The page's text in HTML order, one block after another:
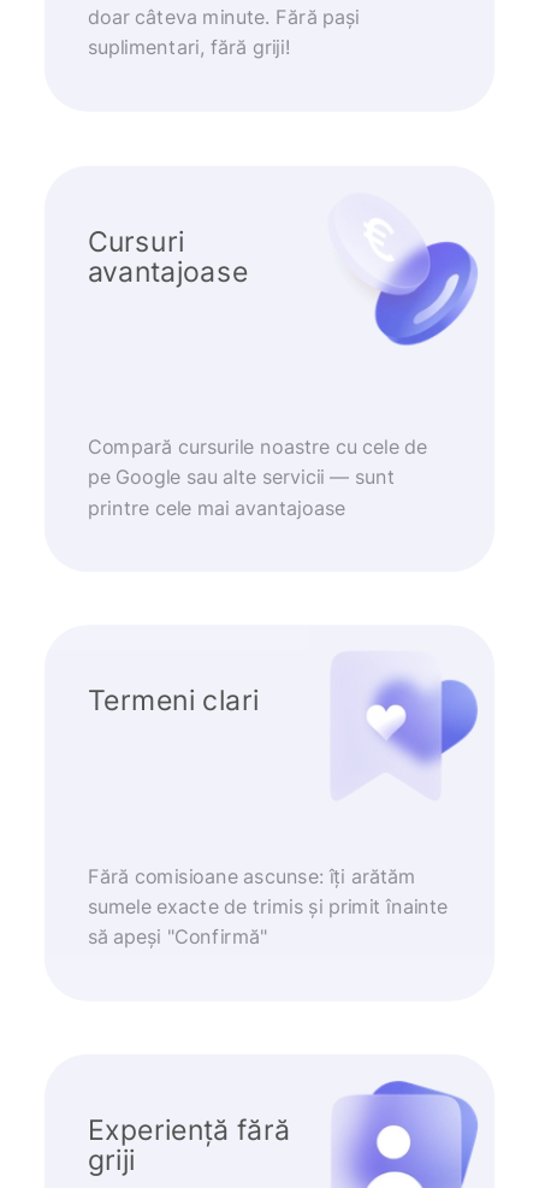
doar câteva minute. Fără pași
suplimentari, fără griji!
Cursuri
avantajoase
Compară cursurile noastre cu cele de
pe Google sau alte servicii — sunt
printre cele mai avantajoase
Termeni clari
Fără comisioane ascunse: îți arătăm
sumele exacte de trimis și primit înainte
să apeși "Confirmă"
Experiență fără
griji